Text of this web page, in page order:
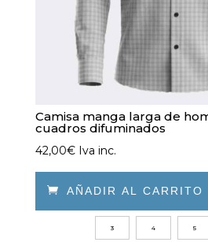
Camisa manga larga de
cuadros difuminados
42,00€ Iva inc.
 AÑADIR AL CARRITO
3 4 5